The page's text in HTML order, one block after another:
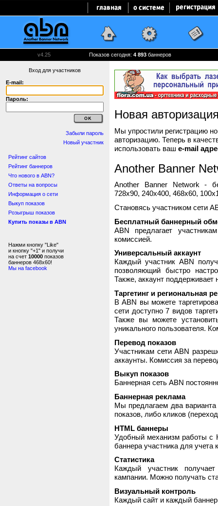
v4.25 Показов сегодня: 4 893 баннеров
Вход для участников
E-mail:
Пароль:
Забыли пароль
Новый участник
Рейтинг сайтов
Рейтинг баннеров
Что нового в ABN?
Ответы на вопросы
Информация о сети
Выкуп показов
Розыгрыш показов
Купить показы в ABN
Нажми кнопку "Like"
и кнопку "+1" и получи
на счет 10000 показов
баннеров 468x60!
Мы на facebook
Новая
Мы упростили регистрацию
авторизацию. Теперь в
использовать ваш e-mail
Another Banner
Another Banner Network -
728x90, 240x400, 468x60,
Становясь участником сети
Бесплатный баннерный
ABN предлагает
комиссией.
Универсальный аккаунт
Каждый участник ABN
позволяющий быстро
Также, аккаунт поддерживает
Таргетинг и региональная
В ABN вы можете
сети доступно 7 видов
Также вы можете
уникального пользователя.
Перевод показов
Участникам сети ABN
аккаунты. Комиссия за
Выкуп показов
Баннерная сеть ABN
Баннерная реклама
Мы предлагаем два
показов, либо кликов
HTML баннеры
Удобный механизм работы с
баннера участника для
Статистика
Каждый участник
кампании. Можно получать
Визуальный контроль
Каждый сайт и каждый